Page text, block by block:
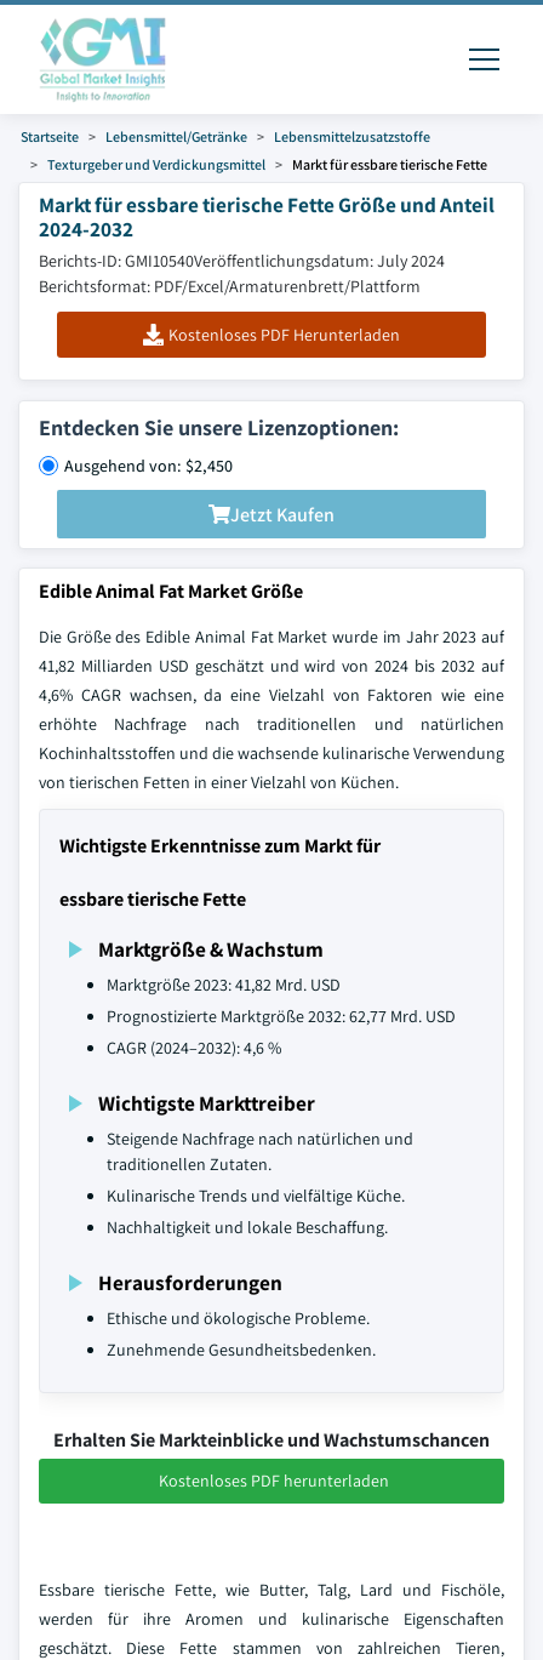
Startseite Lebensmittel/Getränke
Lebensmittelzusatzstoffe
Texturgeber und Verdickungsmittel
Markt für essbare tierische Fette
Markt für essbare tierische Fette Größe und Anteil
2024-2032
Berichts-ID: GMI10540Veröffentlichungsdatum: July 2024
Berichtsformat: PDF/Excel/Armaturenbrett/Plattform
Kostenloses PDF Herunterladen
Entdecken Sie unsere Lizenzoptionen:
Ausgehend von: $2,450
Jetzt Kaufen
Edible Animal Fat Market Größe
Die Größe des Edible Animal Fat Market wurde im Jahr 2023 auf
41,82 Milliarden USD geschätzt und wird von 2024 bis 2032 auf
4,6% CAGR wachsen, da eine Vielzahl von Faktoren wie eine
erhöhte Nachfrage nach traditionellen und natürlichen
Kochinhaltsstoffen und die wachsende kulinarische Verwendung
von tierischen Fetten in einer Vielzahl von Küchen.
Wichtigste Erkenntnisse zum Markt für
essbare tierische Fette
Marktgröße & Wachstum
Marktgröße 2023: 41,82 Mrd. USD
Prognostizierte Marktgröße 2032: 62,77 Mrd. USD
CAGR (2024–2032): 4,6 %
Wichtigste Markttreiber
Steigende Nachfrage nach natürlichen und
traditionellen Zutaten.
Kulinarische Trends und vielfältige Küche.
Nachhaltigkeit und lokale Beschaffung.
Herausforderungen
Ethische und ökologische Probleme.
Zunehmende Gesundheitsbedenken.
Erhalten Sie Markteinblicke und Wachstumschancen
Kostenloses PDF herunterladen
Essbare tierische Fette, wie Butter, Talg, Lard und Fischöle,
werden für ihre Aromen und kulinarische Eigenschaften
geschätzt. Diese Fette stammen von zahlreichen Tieren,